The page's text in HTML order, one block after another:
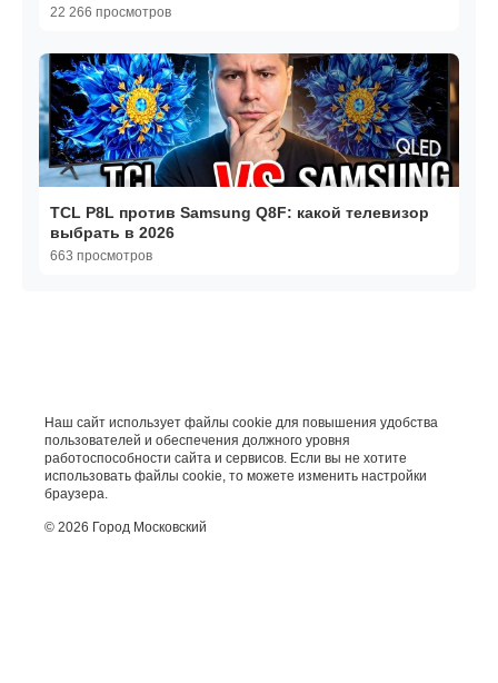
22 266 просмотров
TCL P8L против Samsung Q8F: какой телевизор
выбрать в 2026
663 просмотров
Наш сайт использует файлы cookie для повышения удобства
пользователей и обеспечения должного уровня
работоспособности сайта и сервисов. Если вы не хотите
использовать файлы cookie, то можете изменить настройки
браузера.
© 2026 Город Московский